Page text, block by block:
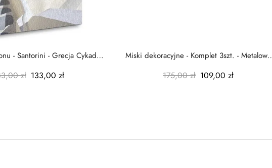
- Santorini - Grecja Cykady
zł 133,00 zł
Miski dekoracyjne - Komplet 3szt. - Metalowe
175,00 zł 109,00 zł